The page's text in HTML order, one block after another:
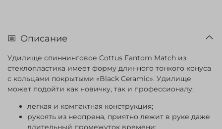
Описание
Удилище спиннинговое Cottus Fantom Match из
стеклопластика имеет форму длинного тонкого конуса
с кольцами покрытыми «Black Ceramic». Удилище
может подойти как новичку, так и профессионалу:
легкая и компактная конструкция;
рукоять из неопрена, приятно лежит в руке даже
длительный промежуток времени;